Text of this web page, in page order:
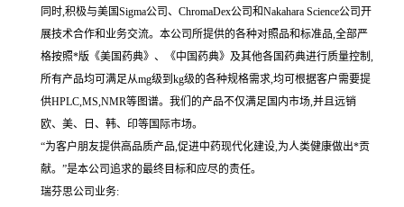
同时,积极与美国Sigma公司、ChromaDex公司和Nakahara Science公司开
展技术合作和业务交流。本公司所提供的各种对照品和标准品,全部严
格按照*版《美国药典》、《中国药典》及其他各国药典进行质量控制,
所有产品均可满足从mg级到kg级的各种规格需求,均可根据客户需要提
供HPLC,MS,NMR等图谱。我们的产品不仅满足国内市场,并且远销
欧、美、日、韩、印等国际市场。
“为客户朋友提供高品质产品,促进中药现代化建设,为人类健康做出*贡
献。”是本公司追求的最终目标和应尽的责任。
瑞芬思公司业务: